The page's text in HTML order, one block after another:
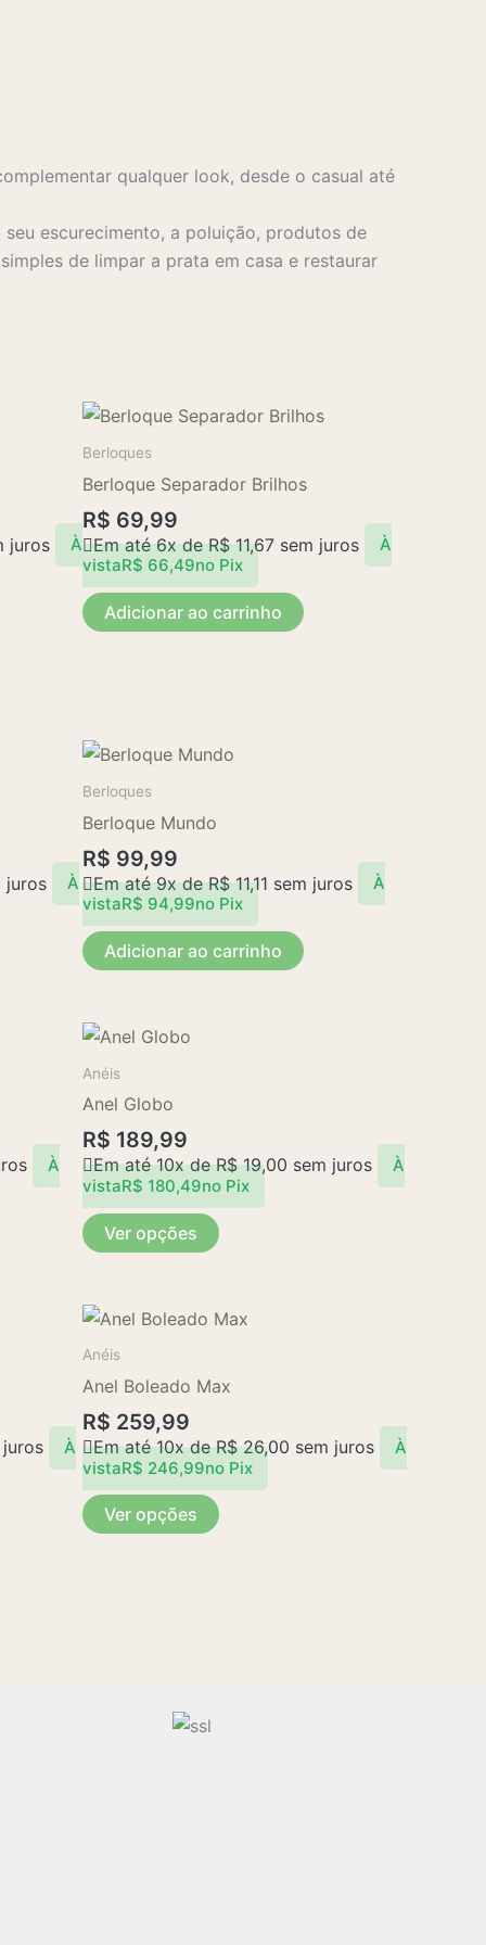
qualquer look, desde o casual até
escurecimento, a poluição, produtos de
de limpar a prata em casa e restaurar
juros
À
Berloques
Berloque Separador Brilhos
R$ 69,99
Em até 6x deR$11,67 sem juros
À
vistaR$ 66,49no Pix
Adicionar ao carrinho
juros
À
Berloques
Berloque Mundo
R$ 99,99
Em até 9x deR$11,11 sem juros
À
vistaR$ 94,99no Pix
Adicionar ao carrinho
À
Anéis
Anel Globo
R$ 189,99
Em até 10x deR$19,00 sem juros
À
vistaR$ 180,49no Pix
Ver opções
variantes.
opções
podem
escolhidas
juros
À
Anéis
Anel Boleado Max
R$ 259,99
Em até 10x deR$26,00 sem juros
À
vistaR$ 246,99no Pix
Ver opções
variantes.
opções
podem
escolhidas